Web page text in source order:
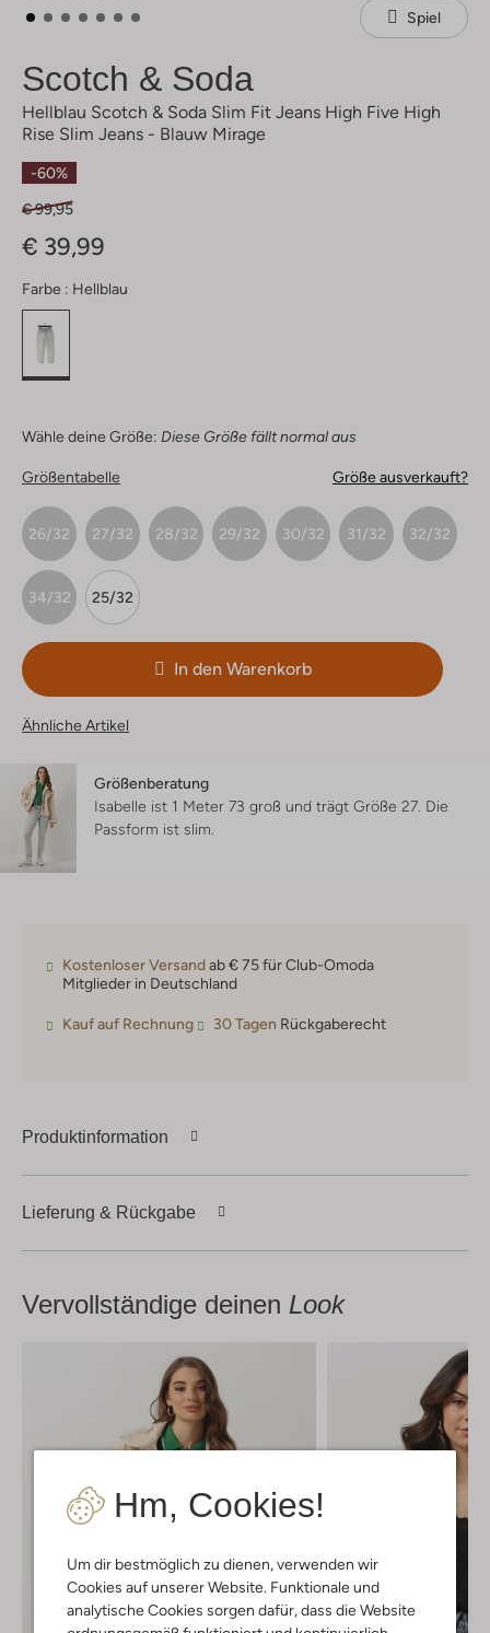
Hm, Cookies!
Um dir bestmöglich zu dienen, verwenden wir
Cookies auf unserer Website. Funktionale und
analytische Cookies sorgen dafür, dass die Website
Spiel
Scotch & Soda
Hellblau Scotch & Soda Slim Fit Jeans High Five High
Rise Slim Jeans - Blauw Mirage
-60%
€ 99,95
€ 39,99
Farbe : Hellblau
Wähle deine Größe: Diese Größe fällt normal aus
Größentabelle Größe ausverkauft?
26/32 27/32 28/32 29/32 30/32 31/32 32/32
34/32 25/32
In den Warenkorb
Ähnliche Artikel
Größenberatung
Isabelle ist 1 Meter 73 groß und trägt Größe 27. Die
Passform ist slim
Kostenloser Versandab € 75 für Club-Omoda
Mitglieder in Deutschland
Kauf auf Rechnung 30 Tagen Rückgaberecht
Produktinformation
Lieferung & Rückgabe
Vervollständige deinen Look